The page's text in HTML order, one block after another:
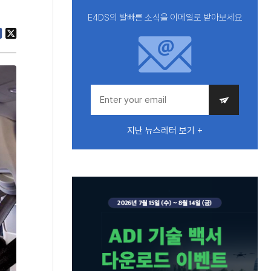
E4DS의 발빠른 소식을 이메일로 받아보세요
지난 뉴스레터 보기 +